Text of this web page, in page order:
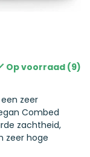
Op voorraad (9)
zeer
Combed
zachtheid,
zeer hoge